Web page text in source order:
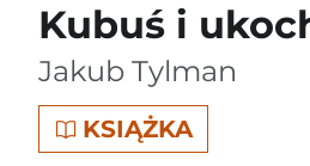
Kubuś i
Jakub Tylman
KSIĄŻKA